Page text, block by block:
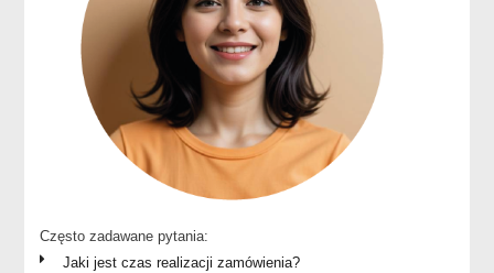
Często zadawane pytania:
Jaki jest czas realizacji zamówienia?